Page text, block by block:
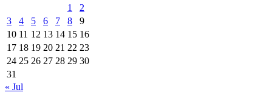
1
2
3
4 5 6 7 8
9
10 11 12 13 14 15 16
17 18 19 20 21 22 23
24 25 26 27 28 29 30
31
« Jul